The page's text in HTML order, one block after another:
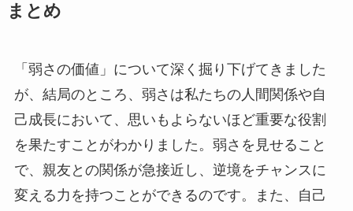
まとめ
「弱さの価値」について深く掘り下げてきました
が、結局のところ、弱さは私たちの人間関係や自
己成長において、思いもよらないほど重要な役割
を果たすことがわかりました。弱さを見せること
で、親友との関係が急接近し、逆境をチャンスに
変える力を持つことができるのです。また、自己